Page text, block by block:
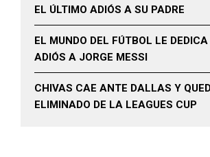
EL ÚLTIMO ADIÓS A SU PADRE
EL MUNDO DEL FÚTBOL LE
ADIÓS A JORGE MESSI
CHIVAS CAE ANTE DALLAS Y
ELIMINADO DE LA LEAGUES CUP